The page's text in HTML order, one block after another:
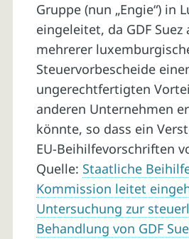
Gruppe (nun „Engie“) in
eingeleitet, da GDF
mehrerer
Steuervorbescheide
ungerechtfertigten
anderen Unternehmen
könnte, so dass ein
EU-Beihilfevorschriften
Quelle: Staatliche
Kommission leitet
Untersuchung zur
Behandlung von GDF